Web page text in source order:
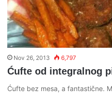
Nov 26, 2013 6,797
Ćufte od integralnog
Ćufte bez mesa, a fantastične.